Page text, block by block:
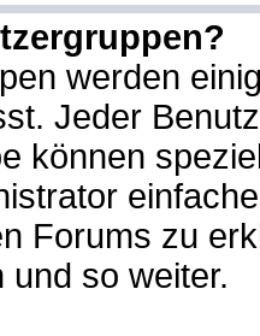
werden
Jeder
können
Forums zu
und so weiter.